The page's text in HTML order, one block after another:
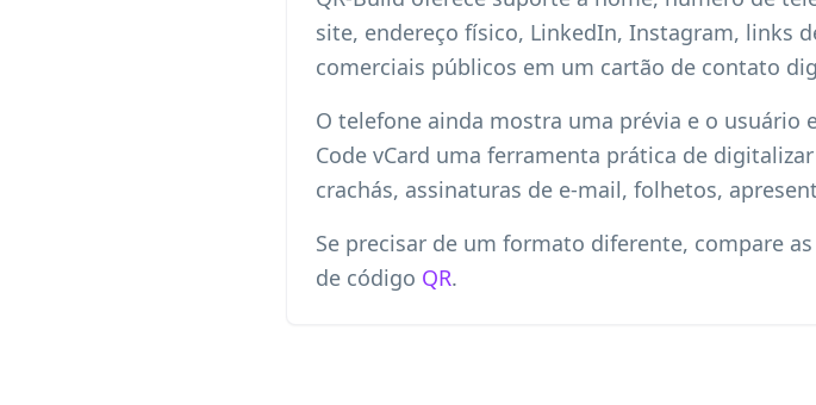
site, endereço físico, LinkedIn, Instagram, links
comerciais públicos em um cartão de contato
O telefone ainda mostra uma prévia e o usuário
Code vCard uma ferramenta prática de
crachás, assinaturas de e-mail, folhetos,
Se precisar de um formato diferente, compare
de código QR.